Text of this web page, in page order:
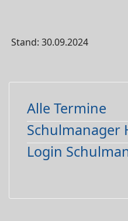
Stand: 30.09.2024
Alle Termine
Schulmanager
Login